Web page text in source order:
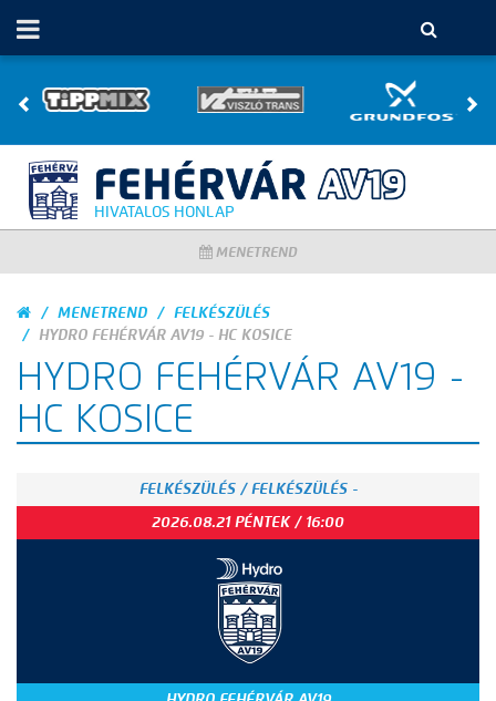
HIVATALOS HONLAP
MENETREND
MENETREND
FELKÉSZÜLÉS
HYDRO FEHÉRVÁR AV19 - HC KOSICE
HYDRO FEHÉRVÁR AV19 -
HC KOSICE
FELKÉSZÜLÉS / FELKÉSZÜLÉS -
2026.08.21 PÉNTEK / 16:00